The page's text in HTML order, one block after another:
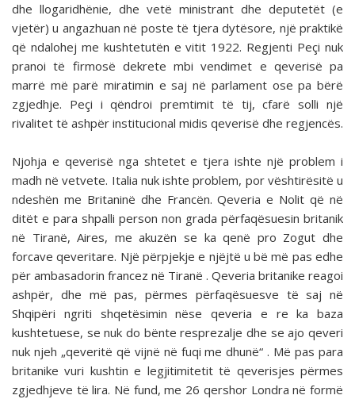
dhe llogaridhënie, dhe vetë ministrant dhe deputetët (e
vjetër) u angazhuan në poste të tjera dytësore, një praktikë
që ndalohej me kushtetutën e vitit 1922. Regjenti Peçi nuk
pranoi të firmosë dekrete mbi vendimet e qeverisë pa
marrë më parë miratimin e saj në parlament ose pa bërë
zgjedhje. Peçi i qëndroi premtimit të tij, cfarë solli një
rivalitet të ashpër institucional midis qeverisë dhe regjencës.
Njohja e qeverisë nga shtetet e tjera ishte një problem i
madh në vetvete. Italia nuk ishte problem, por vështirësitë u
ndeshën me Britaninë dhe Francën. Qeveria e Nolit që në
ditët e para shpalli person non grada përfaqësuesin britanik
në Tiranë, Aires, me akuzën se ka qenë pro Zogut dhe
forcave qeveritare. Një përpjekje e njëjtë u bë më pas edhe
për ambasadorin francez në Tiranë . Qeveria britanike reagoi
ashpër, dhe më pas, përmes përfaqësuesve të saj në
Shqipëri ngriti shqetësimin nëse qeveria e re ka baza
kushtetuese, se nuk do bënte resprezalje dhe se ajo qeveri
nuk njeh „qeveritë që vijnë në fuqi me dhunë“ . Më pas para
britanike vuri kushtin e legjitimitetit të qeverisjes përmes
zgjedhjeve të lira. Në fund, me 26 qershor Londra në formë